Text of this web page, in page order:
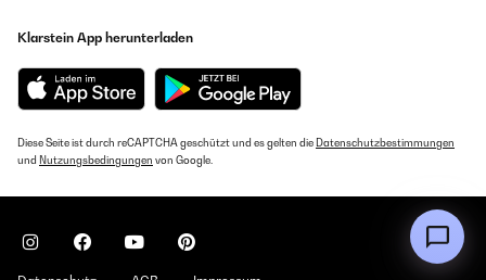
Klarstein App herunterladen
Diese Seite ist durch reCAPTCHA geschützt und es gelten die Datenschutzbestimmungen
und Nutzungsbedingungen von Google.